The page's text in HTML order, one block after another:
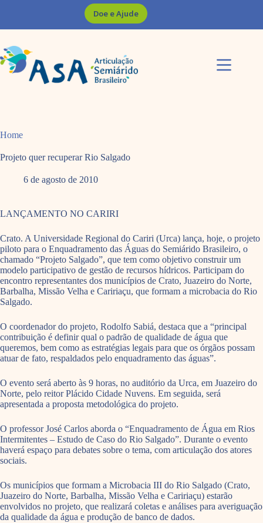
Doe e Ajude
Home
Projeto quer recuperar Rio Salgado
6 de agosto de 2010
LANÇAMENTO NO CARIRI
Crato. A Universidade Regional do Cariri (Urca) lança, hoje, o projeto
piloto para o Enquadramento das Águas do Semiárido Brasileiro, o
chamado “Projeto Salgado”, que tem como objetivo construir um
modelo participativo de gestão de recursos hídricos. Participam do
encontro representantes dos municípios de Crato, Juazeiro do Norte,
Barbalha, Missão Velha e Caririaçu, que formam a microbacia do Rio
Salgado.
O coordenador do projeto, Rodolfo Sabiá, destaca que a “principal
contribuição é definir qual o padrão de qualidade de água que
queremos, bem como as estratégias legais para que os órgãos possam
atuar de fato, respaldados pelo enquadramento das águas”.
O evento será aberto às 9 horas, no auditório da Urca, em Juazeiro do
Norte, pelo reitor Plácido Cidade Nuvens. Em seguida, será
apresentada a proposta metodológica do projeto.
O professor José Carlos aborda o “Enquadramento de Água em Rios
Intermitentes – Estudo de Caso do Rio Salgado”. Durante o evento
haverá espaço para debates sobre o tema, com articulação dos atores
sociais.
Os municípios que formam a Microbacia III do Rio Salgado (Crato,
Juazeiro do Norte, Barbalha, Missão Velha e Caririaçu) estarão
envolvidos no projeto, que realizará coletas e análises para averiguação
da qualidade da água e produção de banco de dados.